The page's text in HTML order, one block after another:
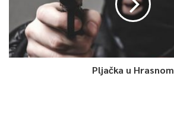
Pljačka u Hrasnom